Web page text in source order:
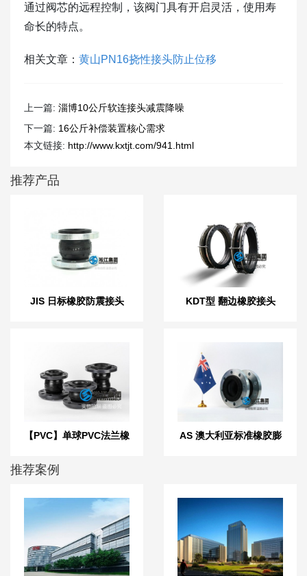
通过阀芯的远程控制，该阀门具有开启灵活，使用寿
命长的特点。
相关文章： 黄山PN16挠性接头防止位移
上一篇: 淄博10公斤软连接头减震降噪
下一篇: 16公斤补偿装置核心需求
本文链接: http://www.kxtjt.com/941.html
推荐产品
JIS 日标橡胶防震接头 KDT型 翻边橡胶接头
【PVC】单球PVC法兰橡
AS 澳大利亚标准橡胶膨
推荐案例